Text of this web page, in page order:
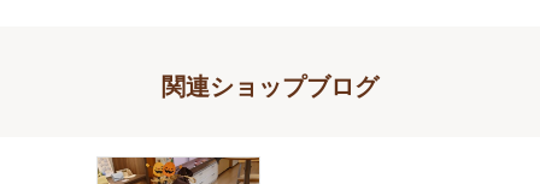
関連ショップブログ